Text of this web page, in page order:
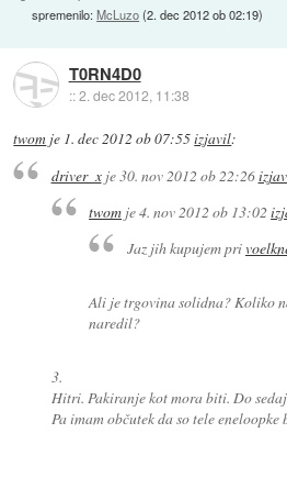
spremenilo:McLuzo(2. dec 2012 ob 02:19)
T0RN4D0
::2. dec 2012, 11:38
twom je 1. dec 2012 ob 07:55izjavil:
driver_xje30. nov 2012 ob 22:26
twom je4. nov 2012 ob 13:02
Jaz jih kupujem pri
Ali je trgovina solidna? Koliko
naredil?
3.
Hitri. Pakiranje kot mora biti. Do
Pa imam občutek da so tele eneloopke